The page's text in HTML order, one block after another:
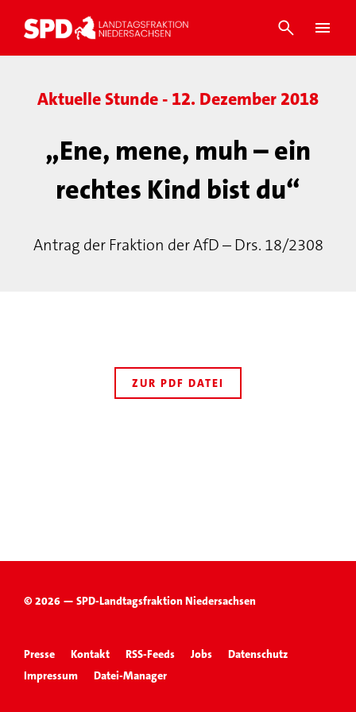
Aktuelle Stunde - 12. Dezember 2018
„Ene, mene, muh – ein
rechtes Kind bist du“
Antrag der Fraktion der AfD – Drs. 18/2308
ZUR PDF DATEI
© 2026 — SPD-Landtagsfraktion Niedersachsen
Presse Kontakt RSS-Feeds Jobs
Datenschutz
Impressum
Datei-Manager